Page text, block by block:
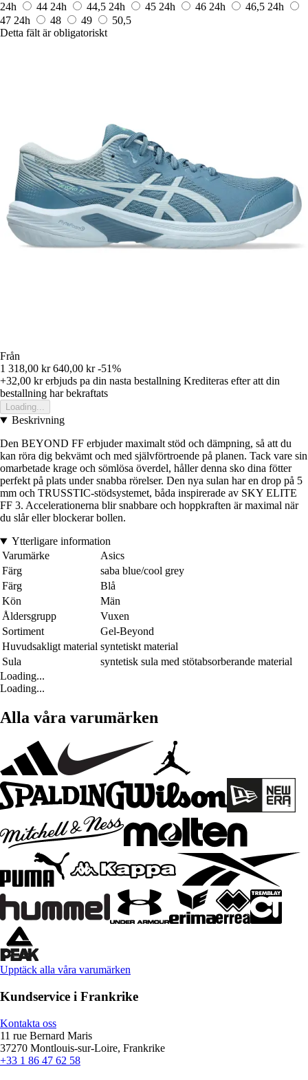
24h
44 24h 44,5 24h 45 24h 46 24h 46,5 24h
47 24h 48 49
50,5
Detta fält är obligatoriskt
Från
1 318,00 kr 640,00 kr -51%
+32,00 krerbjuds pa din nasta bestallning Krediteras efter att din
bestallning har bekraftats
Loading...
Beskrivning
Den BEYOND FF erbjuder maximalt stöd och dämpning, så att du
kan röra dig bekvämt och med självförtroende på planen. Tack vare sin
omarbetade krage och sömlösa överdel, håller denna sko dina fötter
perfekt på plats under snabba rörelser. Den nya sulan har en drop på 5
mm och TRUSSTIC-stödsystemet, båda inspirerade av SKY ELITE
FF 3. Accelerationerna blir snabbare och hoppkraften är maximal när
du slår eller blockerar bollen.
Ytterligare information
Varumärke
Asics
Färg
saba blue/cool grey
Färg
Blå
Kön
Män
Åldersgrupp
Vuxen
Sortiment
Gel-Beyond
Huvudsakligt material syntetiskt material
Sula
syntetisk sula med stötabsorberande material
Loading...
Loading...
Alla våra varumärken
Upptäck alla våra varumärken
Kundservice i Frankrike
Kontakta oss
11 rue Bernard Maris
37270 Montlouis-sur-Loire, Frankrike
+33 1 86 47 62 58